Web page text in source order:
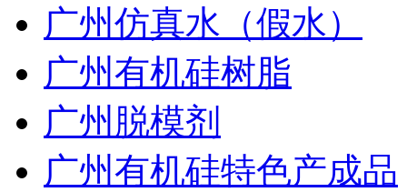
广州仿真水（假水）
广州有机硅树脂
广州脱模剂
广州有机硅特色产成品